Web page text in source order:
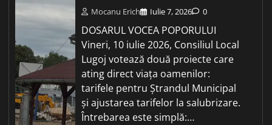
Mocanu Erich Iulie 7, 2026 0
DOSARUL VOCEA POPORULUI
Vineri, 10 iulie 2026, Consiliul Local
Lugoj votează două proiecte care
ating direct viața oamenilor:
tarifele pentru Ștrandul Municipal
și ajustarea tarifelor la salubrizare.
Întrebarea este simplă:…